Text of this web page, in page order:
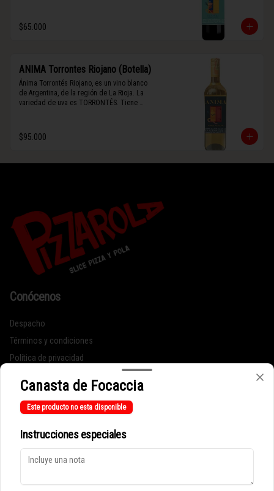
por barrica por 3 meses.
$65.000
ANIMA Torrontes Riojano (Botella)
Ánima Torrontés Riojano, es un vino blanco
de Argentina, de la región de La Rioja. La
variedad de uva es TORRONTÉS. Tiene
$95.000
Conócenos
Despacho
Términos y condiciones
Política de privacidad
Redes sociales
Instagram
Mi cuenta
Iniciar sesión
Canasta de Focaccia
Este producto no esta disponible
Instrucciones especiales